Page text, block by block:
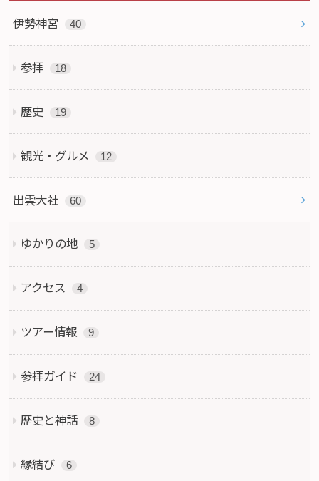
伊勢神宮 40
参拝 18
歴史 19
観光・グルメ 12
出雲大社 60
ゆかりの地 5
アクセス 4
ツアー情報 9
参拝ガイド 24
歴史と神話 8
縁結び 6